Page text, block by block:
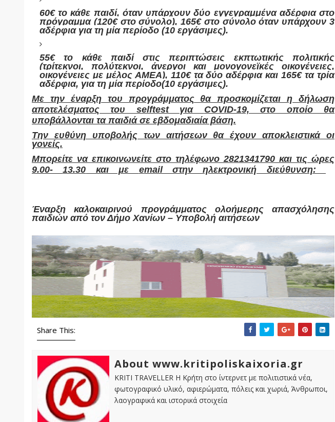
60€ το κάθε παιδί, όταν υπάρχουν δύο εγγεγραμμένα αδέρφια στο
πρόγραμμα (120€ στο σύνολο), 165€ στο σύνολο όταν υπάρχουν 3
αδέρφια για τη μία περίοδο (10 εργάσιμες).
55€ το κάθε παιδί στις περιπτώσεις εκπτωτικής πολιτικής
(τρίτεκνοι, πολύτεκνοι, άνεργοι και μονογονεϊκές οικογένειες,
οικογένειες με μέλος ΑΜΕΑ), 110€ τα δύο αδέρφια και 165€ τα τρία
αδέρφια, για τη μία περίοδο(10 εργάσιμες).
Με την έναρξη του προγράμματος θα προσκομίζεται η δήλωση
αποτελέσματος του selftest για COVID-19, στο οποίο θα
υποβάλλονται τα παιδιά σε εβδομαδιαία βάση.
Την ευθύνη υποβολής των αιτήσεων θα έχουν αποκλειστικά οι
γονείς.
Μπορείτε να επικοινωνείτε στο τηλέφωνο 2821341790 και τις ώρες
9.00-13.30 και με email στην ηλεκτρονική διεύθυνση:
Έναρξη καλοκαιρινού προγράμματος ολοήμερης απασχόλησης
παιδιών από τον Δήμο Χανίων – Υποβολή αιτήσεων
Share This:
About www.kritipoliskaixoria.gr
KRITI TRAVELLER Η Κρήτη στο ίντερνετ με πολιτιστικά νέα,
φωτογραφικό υλικό, αφιερώματα, πόλεις και χωριά, Άνθρωποι,
λαογραφικά και ιστορικά στοιχεία